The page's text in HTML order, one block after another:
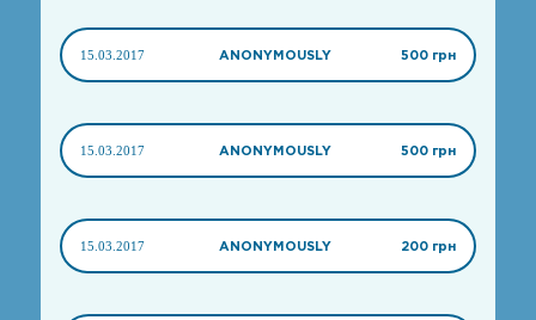
15.03.2017 ANONYMOUSLY 500 грн
15.03.2017 ANONYMOUSLY 500 грн
15.03.2017 ANONYMOUSLY 200 грн